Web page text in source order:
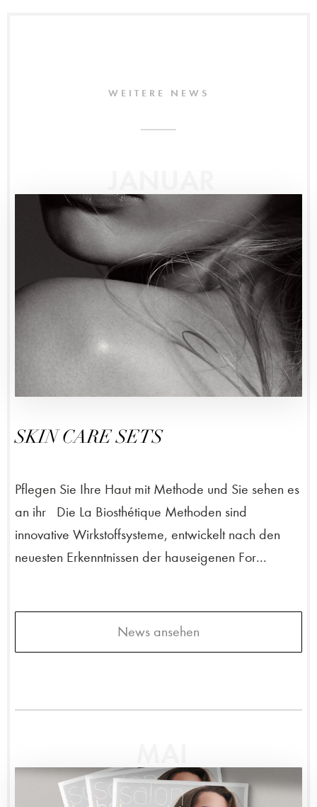
WEITERE NEWS
SKIN CARE SETS
Pflegen Sie Ihre Haut mit Methode und Sie sehen es
an ihr Die La Biosthétique Methoden sind
innovative Wirkstoffsysteme, entwickelt nach den
neuesten Erkenntnissen der hauseigenen For...
News ansehen